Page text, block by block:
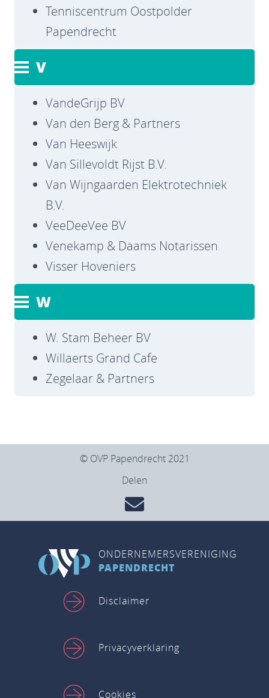
Tenniscentrum Oostpolder
Papendrecht
V
VandeGrijp BV
Van den Berg & Partners
Van Heeswijk
Van Sillevoldt Rijst B.V.
Van Wijngaarden Elektrotechniek
B.V.
VeeDeeVee BV
Venekamp & Daams Notarissen
Visser Hoveniers
W
W. Stam Beheer BV
Willaerts Grand Cafe
Zegelaar & Partners
© OVP Papendrecht 2021
Delen
ONDERNEMERSVERENIGING
PAPENDRECHT
Disclaimer
Privacyverklaring
Cookies